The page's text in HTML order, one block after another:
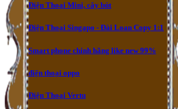
Điện Thoại Mini, cây bút
Điện Thoại Singapo - Đài Loan Copy 1:1
Smart phone chính hãng like new 99%
điện thoại oppo
Điện Thoại Vertu